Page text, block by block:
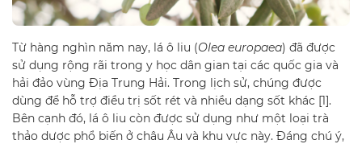
Từ hàng nghìn năm nay, lá ô liu (Olea europaea) đã được
sử dụng rộng rãi trong y học dân gian tại các quốc gia và
hải đảo vùng Địa Trung Hải. Trong lịch sử, chúng được
dùng để hỗ trợ điều trị sốt rét và nhiều dạng sốt khác [1].
Bên cạnh đó, lá ô liu còn được sử dụng như một loại trà
thảo dược phổ biến ở châu Âu và khu vực này. Đáng chú ý,